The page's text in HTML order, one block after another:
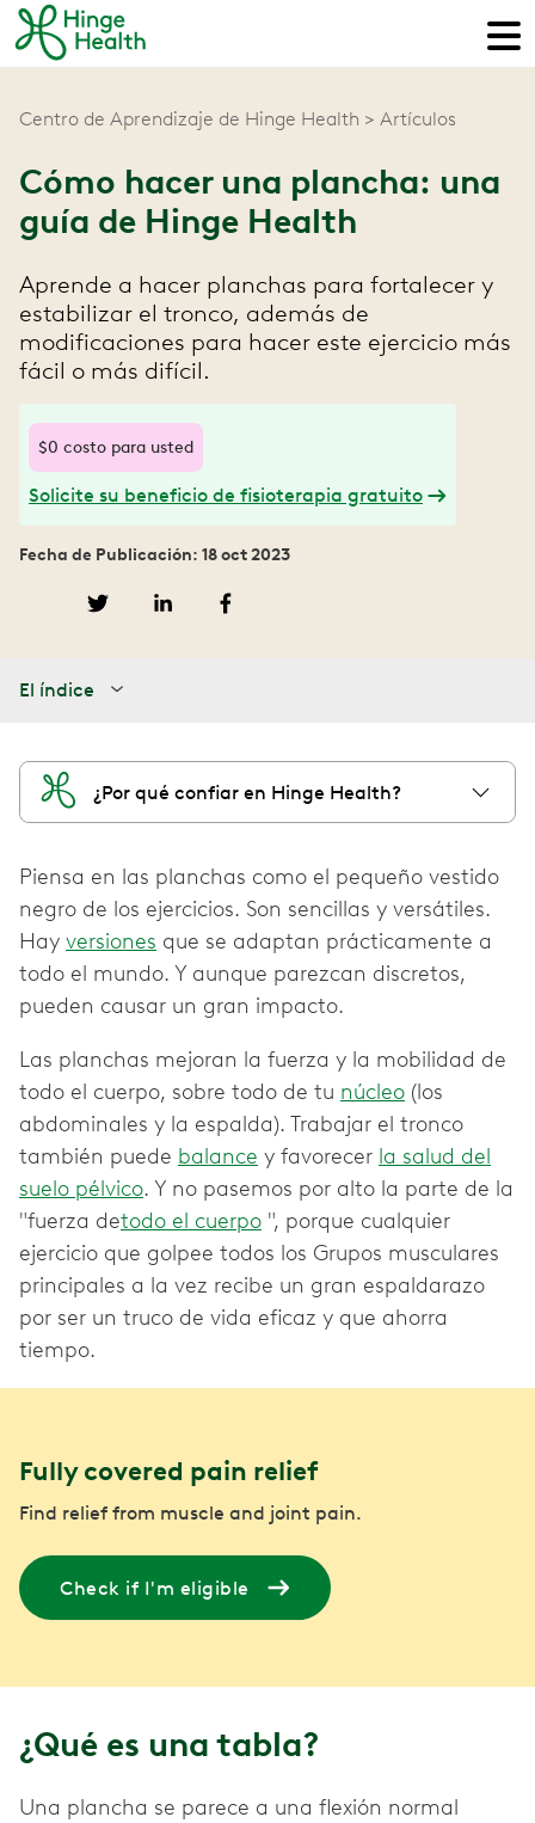
Centro de Aprendizaje de Hinge Health Artículos
Cómo hacer una plancha: una
guía de Hinge Health
Aprende a hacer planchas para fortalecer y
estabilizar el tronco, además de
modificaciones para hacer este ejercicio más
fácil o más difícil.
$0 costo para usted
Solicite su beneficio de fisioterapia gratuito
Fecha de Publicación: 18 oct 2023
El índice
¿Por qué confiar en Hinge Health?
Piensa en las planchas como el pequeño vestido
negro de los ejercicios. Son sencillas y versátiles.
Hay versiones que se adaptan prácticamente a
todo el mundo. Y aunque parezcan discretos,
pueden causar un gran impacto.
Las planchas mejoran la fuerza y la mobilidad de
todo el cuerpo, sobre todo de tu núcleo (los
abdominales y la espalda). Trabajar el tronco
también puede balance y favorecer la salud del
suelo pélvico. Y no pasemos por alto la parte de la
"fuerza detodo el cuerpo ", porque cualquier
ejercicio que golpee todos los Grupos musculares
principales a la vez recibe un gran espaldarazo
por ser un truco de vida eficaz y que ahorra
tiempo.
Fully covered pain relief
Find relief from muscle and joint pain.
Check if I'm eligible
¿Qué es una tabla?
Una plancha se parece a una flexión normal